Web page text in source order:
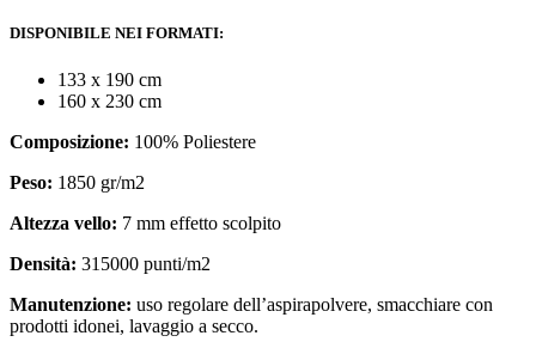
DISPONIBILE NEI FORMATI:
133 x 190 cm
160 x 230 cm
Composizione: 100% Poliestere
Peso: 1850 gr/m2
Altezza vello: 7 mm effetto scolpito
Densità: 315000 punti/m2
Manutenzione: uso regolare dell’aspirapolvere, smacchiare con
prodotti idonei, lavaggio a secco.